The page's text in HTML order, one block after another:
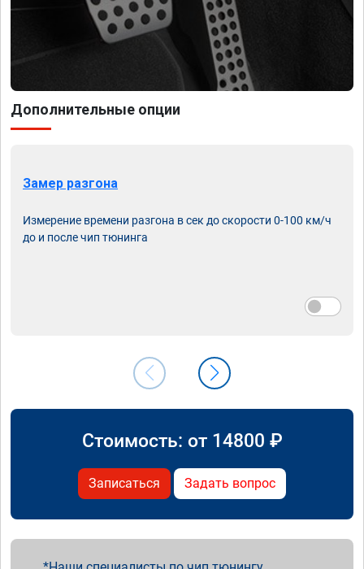
Дополнительные опции
Замер разгона
Измерение времени разгона в сек до скорости 0-100 км/ч
до и после чип тюнинга
Стоимость: от 14800 ₽
Записаться Задать вопрос